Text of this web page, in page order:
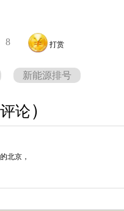
8 打赏
新能源排号
论）
北京，